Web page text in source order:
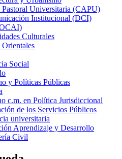
Pastoral Universitaria (CAPU)
Institucional (DCI)
Culturales
Social
y Políticas Públicas
c.m. en Política Jurisdiccional
de los Servicios Públicos
universitaria
Aprendizaje y Desarrollo
Civil